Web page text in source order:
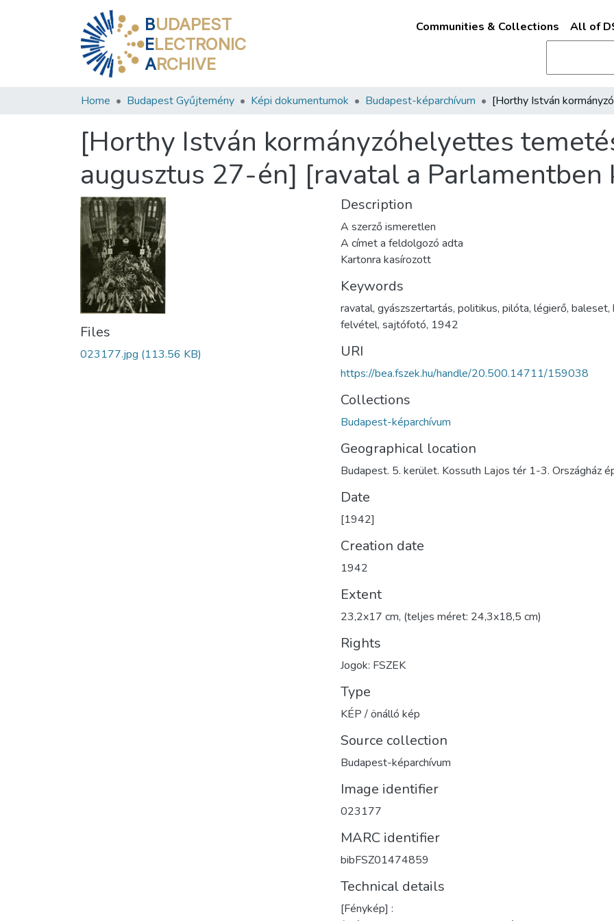
BUDAPEST
ELECTRONIC
ARCHIVE
Communities & Collections All of
Home Budapest Gyűjtemény Képi dokumentumok Budapest-képarchívum
[Horthy István kormányzóhelyettes
augusztus 27-én] [ravatal a
Files
023177.jpg (113.56 KB)
Description
A szerző ismeretlen
A címet a feldolgozó adta
Kartonra kasírozott
Keywords
ravatal, gyászszertartás, politikus, pilóta, légierő, baleset,
felvétel, sajtófotó, 1942
URI
https://bea.fszek.hu/handle/20.500.14711/159038
Collections
Budapest-képarchívum
Geographical location
Budapest. 5. kerület. Kossuth Lajos tér 1-3. Országház
Date
[1942]
Creation date
1942
Extent
23,2x17 cm, (teljes méret: 24,3x18,5 cm)
Rights
Jogok: FSZEK
Type
KÉP / önálló kép
Source collection
Budapest-képarchívum
Image identifier
023177
MARC identifier
bibFSZ01474859
Technical details
[Fénykép] :